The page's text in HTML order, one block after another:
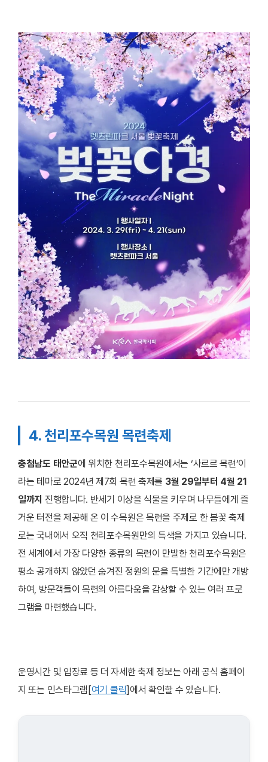
4. 천리포수목원 목련축제
충첨남도 태안군에 위치한 천리포수목원에서는 ‘사르르 목련’이
라는 테마로 2024년 제7회 목련 축제를 3월 29일부터 4월 21
일까지 진행합니다. 반세기 이상을 식물을 키우며 나무들에게 즐
거운 터전을 제공해 온 이 수목원은 목련을 주제로 한 봄꽃 축제
로는 국내에서 오직 천리포수목원만의 특색을 가지고 있습니다.
전 세계에서 가장 다양한 종류의 목련이 만발한 천리포수목원은
평소 공개하지 않았던 숨겨진 정원의 문을 특별한 기간에만 개방
하여, 방문객들이 목련의 아름다움을 감상할 수 있는 여러 프로
그램을 마련했습니다.
운영시간 및 입장료 등 더 자세한 축제 정보는 아래 공식 홈페이
지 또는 인스타그램[여기 클릭]에서 확인할 수 있습니다.